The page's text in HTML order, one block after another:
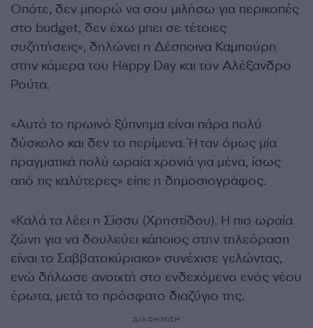
Οπότε, δεν μπορώ να σου μιλήσω για περικοπές
στο budget, δεν έχω μπει σε τέτοιες
συζητήσεις», δηλώνει η Δέσποινα Καμπούρη
στην κάμερα του Happy Day και τον Αλέξανδρο
Ρούτα.
«Αυτό το πρωινό ξύπνημα είναι πάρα πολύ
δύσκολο και δεν το περίμενα. Ήταν όμως μία
πραγματικά πολύ ωραία χρονιά για μένα, ίσως
από τις καλύτερες» είπε η δημοσιογράφος.
«Καλά τα λέει η Σίσσυ (Χρηστίδου). Η πιο ωραία
ζώνη για να δουλεύει κάποιος στην τηλεόραση
είναι το Σαββατοκύριακο» συνέχισε γελώντας,
ενώ δήλωσε ανοιχτή στο ενδεχόμενο ενός νέου
έρωτα, μετά το πρόσφατο διαζύγιο της.
ΔΙΑΦΗΜΙΣΗ